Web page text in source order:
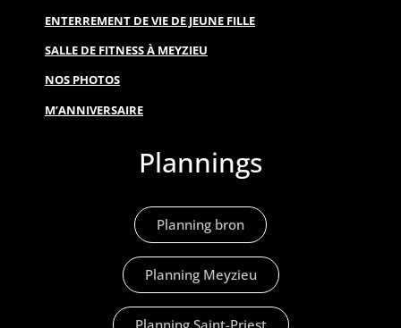
ENTERREMENT DE VIE DE JEUNE FILLE
SALLE DE FITNESS À MEYZIEU
NOS PHOTOS
M’ANNIVERSAIRE
Plannings
Planning bron
Planning Meyzieu